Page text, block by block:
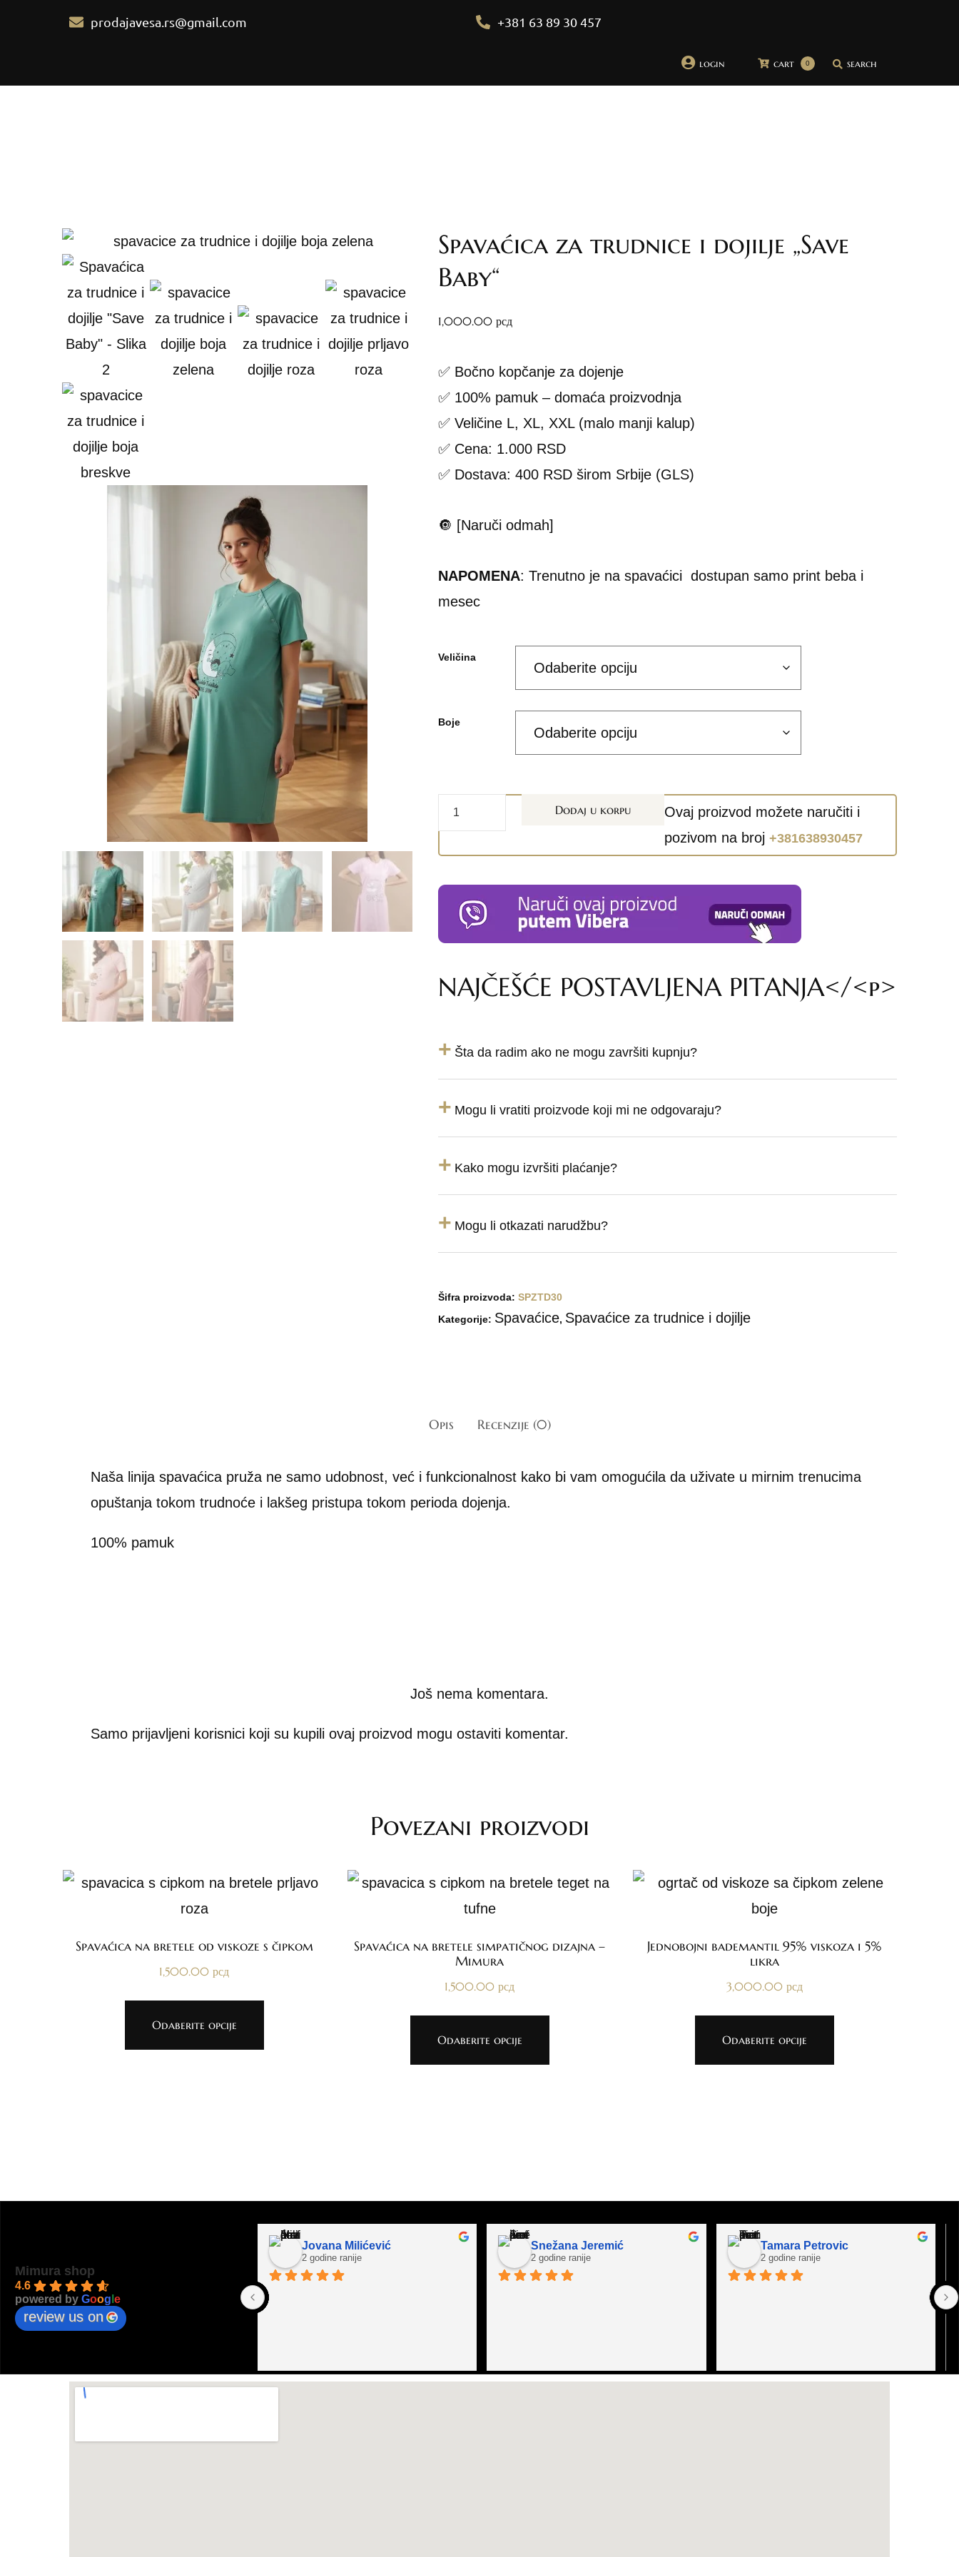
prodajavesa.rs@gmail.com +381 63 89 30 457
login 0
cart search
Bebi dol pidžame
Spavaćica za trudnice i dojilje „Save
Baby“
1,000.00 рсд
✅ Bočno kopčanje za dojenje
✅ 100% pamuk – domaća proizvodnja
✅ Veličine L, XL, XXL (malo manji kalup)
✅ Cena: 1.000 RSD
✅ Dostava: 400 RSD širom Srbije (GLS)
🔘 [Naruči odmah]
NAPOMENA: Trenutno je na spavaćici dostupan samo print beba i
mesec
Veličina
Boje
Dodaj u korpu
Ovaj proizvod možete naručiti i
pozivom na broj +381638930457
NAJČEŠĆE POSTAVLJENA PITANJA</<p>
+ Šta da radim ako ne mogu završiti kupnju?
+ Mogu li vratiti proizvode koji mi ne odgovaraju?
+ Kako mogu izvršiti plaćanje?
+ Mogu li otkazati narudžbu?
Šifra proizvoda: SPZTD30
Kategorije: Spavaćice, Spavaćice za trudnice i dojilje
Opis Recenzije (0)
Naša linija spavaćica pruža ne samo udobnost, već i funkcionalnost kako bi vam omogućila da uživate u mirnim trenucima
opuštanja tokom trudnoće i lakšeg pristupa tokom perioda dojenja.
100% pamuk
Još nema komentara.
Samo prijavljeni korisnici koji su kupili ovaj proizvod mogu ostaviti komentar.
Povezani proizvodi
Spavaćica na bretele od viskoze s čipkom
1,500.00рсд
Odaberite opcije
Spavaćica na bretele simpatičnog dizajna –
Mimura
1,500.00 рсд
Odaberite opcije
Jednobojni bademantil 95% viskoza i 5%
likra
3,000.00рсд
Odaberite opcije
Mimura shop
4.6
powered by Goog e
review us on
Jovana Milićević
2 godine ranije
Snežana Jeremić
2 godine ranije
Tamara Petrovic
2 godine ranije